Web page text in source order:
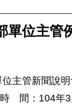
單位主管
主管新聞說明
間：104年3